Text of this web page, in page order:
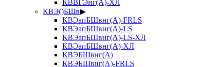
КВВГЭнг(А)-ХЛ
КВЭ()БШв▶
КВЭапБШвнг(А)-FRLS
КВЭапБШвнг(А)-LS
КВЭапБШвнг(А)-LS-ХЛ
КВЭапБШвнг(А)-ХЛ
КВЭБШвнг(А)
КВЭБШвнг(А)-FRLS